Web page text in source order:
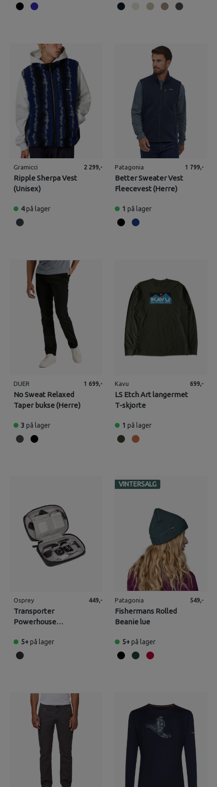
Gramicci
Ripple Sherpa Vest
(Unisex)
2 299,-
4på lager
Patagonia
Better Sweater Vest
Fleecevest (Herre)
1 799,-
1 på lager
DUER
No Sweat Relaxed
Taper bukse (Herre)
1 699,-
3 på lager
Kavu
LS Etch Art langermet
T-skjorte
699,-
1 på lager
Osprey
Transporter
Powerhouse
449,-
5+på lager
VINTERSALG
Patagonia
Fishermans Rolled
Beanie lue
549,-
5+på lager